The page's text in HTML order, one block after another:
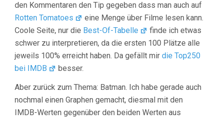
den Kommentaren den Tip gegeben dass man auch auf
Rotten Tomatoes
eine Menge über Filme lesen kann.
Coole Seite, nur die Best-Of-Tabelle
finde ich etwas
schwer zu interpretieren, da die ersten 100 Plätze alle
jeweils 100% erreicht haben. Da gefällt mir die Top250
bei IMDB
besser.
Aber zurück zum Thema: Batman. Ich habe gerade auch
nochmal einen Graphen gemacht, diesmal mit den
IMDB-Werten gegenüber den beiden Werten aus